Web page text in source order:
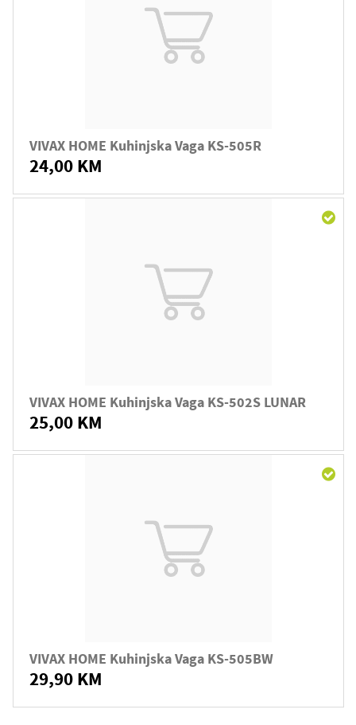
VIVAX HOME Kuhinjska Vaga KS-505R
24,00 KM
VIVAX HOME Kuhinjska Vaga KS-502S LUNAR
25,00 KM
VIVAX HOME Kuhinjska Vaga KS-505BW
29,90 KM